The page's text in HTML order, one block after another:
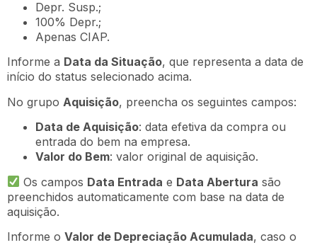
Depr. Susp.;
100% Depr.;
Apenas CIAP.
Informe a Data da Situação, que representa a data de
início do status selecionado acima.
No grupo Aquisição, preencha os seguintes campos:
Data de Aquisição: data efetiva da compra ou
entrada do bem na empresa.
Valor do Bem: valor original de aquisição.
Os campos Data Entrada e Data Abertura são
preenchidos automaticamente com base na data de
aquisição.
Informe o Valor de Depreciação Acumulada, caso o